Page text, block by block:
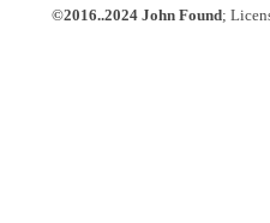
©2016..2024 John Found;